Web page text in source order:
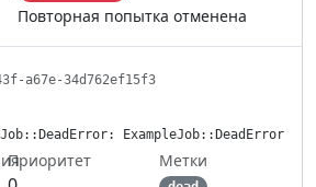
Повторная попытка отменена
a67e-34d762ef15f3
ExampleJob::DeadError
Приоритет Метки